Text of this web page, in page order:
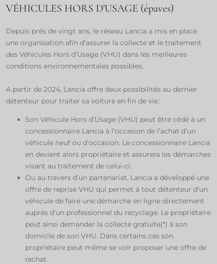
VÉHICULES HORS D'USAGE (épaves)​
Depuis près de vingt ans, le réseau Lancia a mis en place
une organisation afin d’assurer la collecte et le traitement
des Véhicules Hors d’Usage (VHU) dans les meilleures
conditions environnementales possibles.
​​A partir de 2024, Lancia offre deux possibilités au dernier
détenteur pour traiter sa voiture en fin de vie :​​​
Son Véhicule Hors d’Usage (VHU) peut être cédé à un
concessionnaire Lancia à l’occasion de l’achat d’un
véhicule neuf ou d’occasion. Le concessionnaire Lancia
en devient alors propriétaire et assurera les démarches
visant au traitement de celui-ci.​
Ou au travers d’un partenariat, Lancia a développé une
offre de reprise VHU qui permet à tout détenteur d’un
véhicule de faire une démarche en ligne directement
auprès d’un professionnel du recyclage. Le propriétaire
peut ainsi demander la collecte gratuite(*) à son
domicile de son VHU. Dans certains cas son
propriétaire peut même se voir proposer une offre de
rachat.​​​